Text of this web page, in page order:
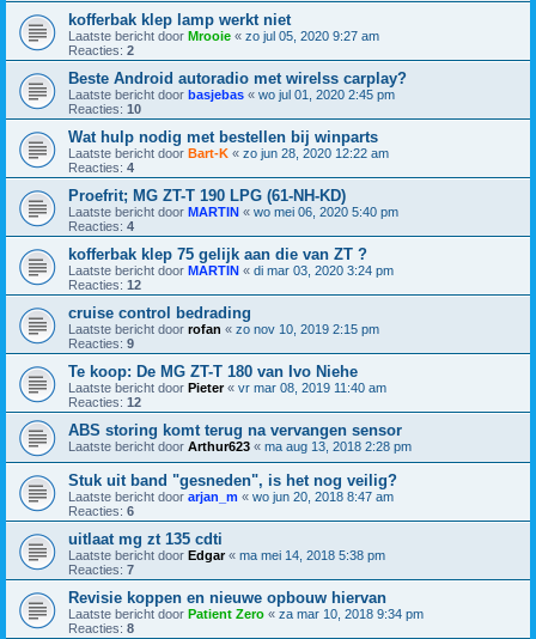
kofferbak klep lamp werkt niet
Laatste bericht door Mrooie « zo jul 05, 2020 9:27 am
Reacties: 2
Beste Android autoradio met wirelss carplay?
Laatste bericht door basjebas « wo jul 01, 2020 2:45 pm
Reacties: 10
Wat hulp nodig met bestellen bij winparts
Laatste bericht door Bart-K « zo jun 28, 2020 12:22 am
Reacties: 4
Proefrit; MG ZT-T 190 LPG (61-NH-KD)
Laatste bericht door MARTIN « wo mei 06, 2020 5:40 pm
Reacties: 4
kofferbak klep 75 gelijk aan die van ZT ?
Laatste bericht door MARTIN « di mar 03, 2020 3:24 pm
Reacties: 12
cruise control bedrading
Laatste bericht door rofan « zo nov 10, 2019 2:15 pm
Reacties: 9
Te koop: De MG ZT-T 180 van Ivo Niehe
Laatste bericht door Pieter« vr mar 08, 2019 11:40 am
Reacties: 12
ABS storing komt terug na vervangen sensor
Laatste bericht door Arthur623 « ma aug 13, 2018 2:28 pm
Stuk uit band "gesneden", is het nog veilig?
Laatste bericht door arjan_m « wo jun 20, 2018 8:47 am
Reacties: 6
uitlaat mg zt 135 cdti
Laatste bericht door Edgar« ma mei 14, 2018 5:38 pm
Reacties: 7
Revisie koppen en nieuwe opbouw hiervan
Laatste bericht door Patient Zero « za mar 10, 2018 9:34 pm
Reacties: 8